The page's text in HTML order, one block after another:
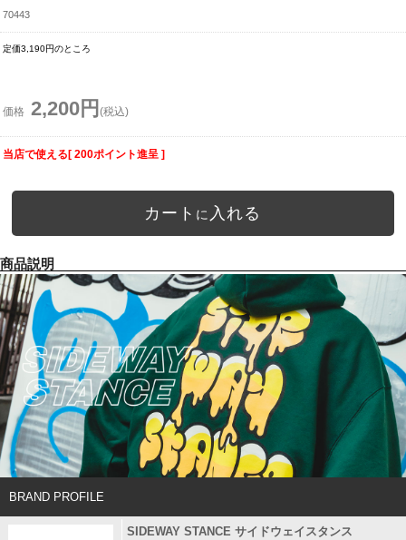
70443
定価3,190円のところ
価格 2,200円 (税込)
当店で使える[ 200ポイント進呈 ]
カート に 入れる
商品説明
BRAND PROFILE
SIDEWAY STANCE サイドウェイスタンス